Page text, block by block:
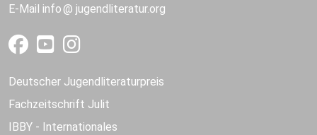
E-Mail info jugendliteratur.org
Deutscher Jugendliteraturpreis
Fachzeitschrift Julit
IBBY - Internationales